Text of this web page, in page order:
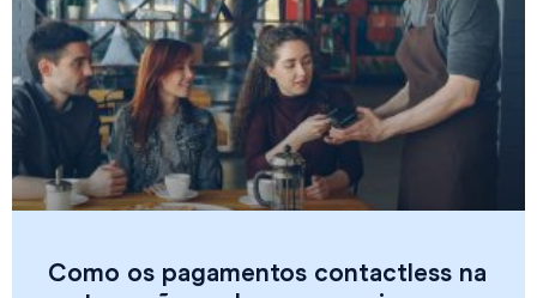
Como os pagamentos contactless na